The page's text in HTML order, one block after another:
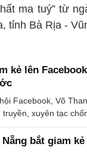
ma tuý” từ
tỉnh Bà Rịa -
kẻ lên
Facebook, Võ
truyền, xuyên tạc
bắt giam